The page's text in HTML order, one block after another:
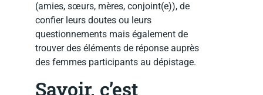
(amies, sœurs, mères, conjoint(e)), de
confier leurs doutes ou leurs
questionnements mais également de
trouver des éléments de réponse auprès
des femmes participants au dépistage.
Savoir, c’est